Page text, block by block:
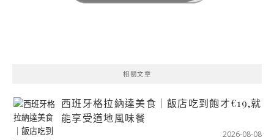
相關文章
西班牙格拉納達美食｜飯店吃到飽才€19,就
能享受道地風味餐
2026-08-08